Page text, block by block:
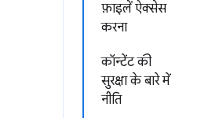
फ़ाइलें ऐक्सेस
करना
कॉन्टेंट की
सुरक्षा के बारे में
नीति